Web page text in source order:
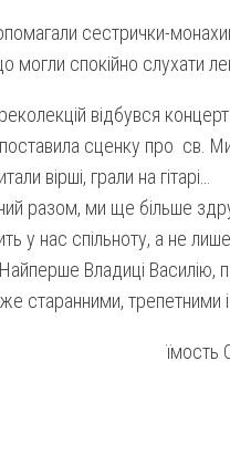
сестрички-
могли спокійно слухати
відбувся
поставила сценку про св.
вірші, грали на гітарі…
разом, ми ще більше
у нас спільноту, а не
Владиці Василію,
старанними, трепетними
їмость